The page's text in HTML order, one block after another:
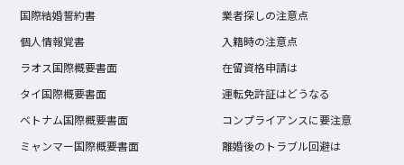
国際結婚誓約書
個人情報覚書
ラオス国際概要書面
タイ国際概要書面
ベトナム国際概要書面
ミャンマー国際概要書面
業者探しの注意点
入籍時の注意点
在留資格申請は
運転免許証はどうなる
コンプライアンスに要注意
離婚後のトラブル回避は